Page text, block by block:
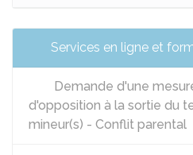
Services en ligne et
Demande d'une
d'opposition à la sortie du
mineur(s) - Conflit parental